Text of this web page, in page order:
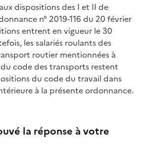
dispositions des I et II de
n° 2019-116 du 20 février
entrent en vigueur le 30
les salariés roulants des
routier mentionnées à
du code des transports restent
du code du travail dans
à la présente ordonnance.
la réponse à votre